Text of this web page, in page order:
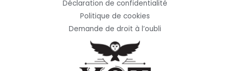
Déclaration de confidentialité
Politique de cookies
Demande de droit à l’oubli